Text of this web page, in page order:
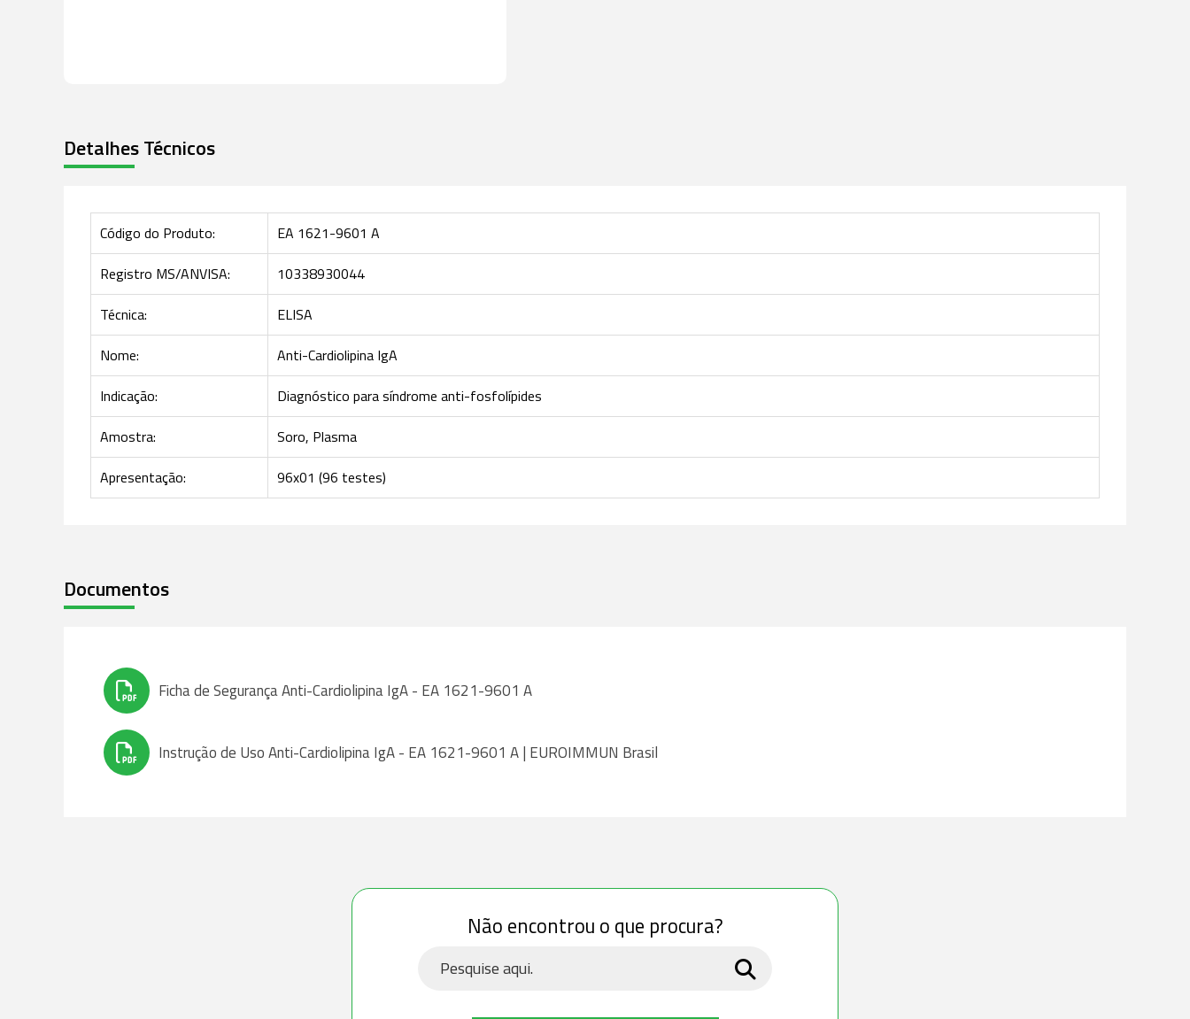
Detalhes Técnicos
Código do Produto:
EA 1621-9601 A
Registro MS/ANVISA:
10338930044
Técnica:
ELISA
Nome:
Anti-Cardiolipina IgA
Indicação:
Diagnóstico para síndrome anti-fosfolípides
Amostra:
Soro, Plasma
Apresentação:
96x01 (96 testes)
Documentos
Ficha de Segurança Anti-Cardiolipina IgA - EA 1621-9601 A
Instrução de Uso Anti-Cardiolipina IgA - EA 1621-9601 A | EUROIMMUN Brasil
Não encontrou o que procura?